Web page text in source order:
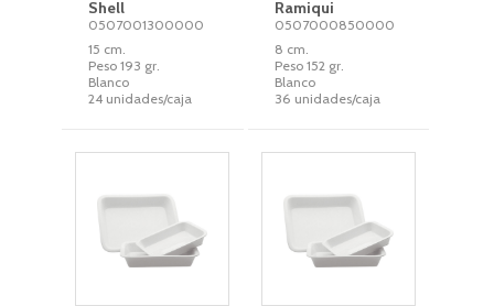
Shell
0507001300000
15 cm.
Peso 193 gr.
Blanco
24 unidades/caja
Ramiqui
0507000850000
8 cm.
Peso 152 gr.
Blanco
36 unidades/caja